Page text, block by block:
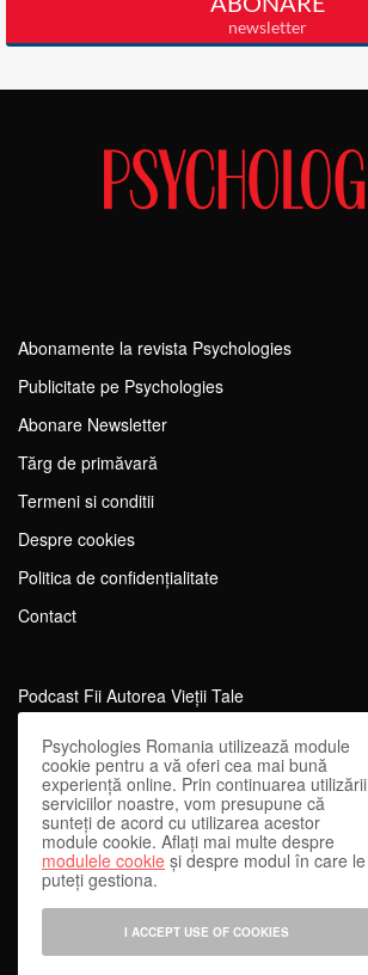
Abonamente la revista Psychologies
Publicitate pe Psychologies
Abonare Newsletter
Tărg de primăvară
Termeni si conditii
Despre cookies
Politica de confidențialitate
Contact
Podcast Fii Autorea Vieții Tale
Evenimente Fii Autoarea Vieții Tale!
SportEdu
Antrenament Mental pentru Sportivi
Learning Network
WEnough
Reward & Engage
Psychologies Romania utilizează module
cookie pentru a vă oferi cea mai bună
experiență online. Prin continuarea utilizării
serviciilor noastre, vom presupune că
sunteți de acord cu utilizarea acestor
module cookie. Aflați mai multe despre
modulele cookie și despre modul în care le
puteți gestiona.
I ACCEPT USE OF COOKIES